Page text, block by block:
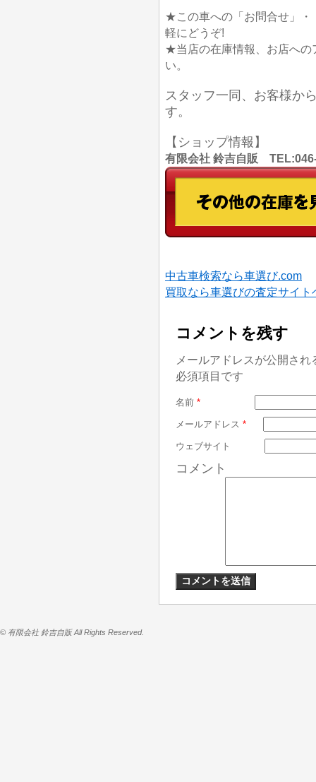
★この車への「お問合せ」・
軽にどうぞ!
★当店の在庫情報、お店への
い。
スタッフ一同、お客様か
す。
【ショップ情報】
有限会社 鈴吉自販
中古車検索なら車選び.com
買取なら車選びの査定サイト
コメントを残す
メールアドレスが公開さ
必須項目です
名前 *
メールアドレス *
ウェブサイト
コメント
© 有限会社 鈴吉自販 All Rights Reserved.